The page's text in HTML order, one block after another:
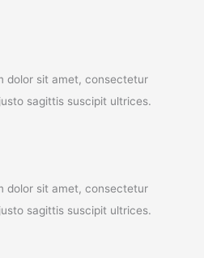
dolor sit amet, consectetur
sagittis suscipit ultrices.
dolor sit amet, consectetur
sagittis suscipit ultrices.